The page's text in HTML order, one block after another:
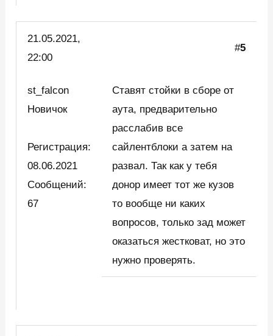
21.05.2021,
22:00
#5
st_falcon
Новичок
Регистрация:
08.06.2021
Сообщений:
67
Ставят стойки в сборе от
аута, предварительно
расслабив все
сайлентблоки а затем на
развал. Так как у тебя
донор имеет тот же кузов
то вообще ни каких
вопросов, только зад может
оказаться жестковат, но это
нужно проверять.